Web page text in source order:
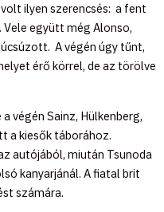
ilyen szerencsés: a fent
együtt még Alonso,
A végén úgy tűnt,
érő körrel, de az törölve
végén Sainz, Hülkenberg,
a kiesők táborához.
autójából, miután Tsunoda
kanyarjánál. A fiatal brit
számára.